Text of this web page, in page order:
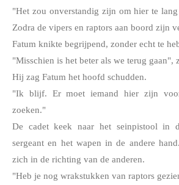
"Het zou onverstandig zijn om hier te
Zodra de vipers en raptors aan boord zijn
Fatum knikte begrijpend, zonder echt te
"Misschien is het beter als we terug gaan",
Hij zag Fatum het hoofd schudden.
"Ik blijf. Er moet iemand hier zijn
zoeken."
De cadet keek naar het seinpistool in
sergeant en het wapen in de andere
zich in de richting van de anderen.
"Heb je nog wrakstukken van raptors